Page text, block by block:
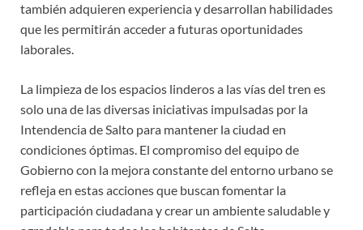
también adquieren experiencia y desarrollan habilidades
que les permitirán acceder a futuras oportunidades
laborales.
La limpieza de los espacios linderos a las vías del tren es
solo una de las diversas iniciativas impulsadas por la
Intendencia de Salto para mantener la ciudad en
condiciones óptimas. El compromiso del equipo de
Gobierno con la mejora constante del entorno urbano se
refleja en estas acciones que buscan fomentar la
participación ciudadana y crear un ambiente saludable y